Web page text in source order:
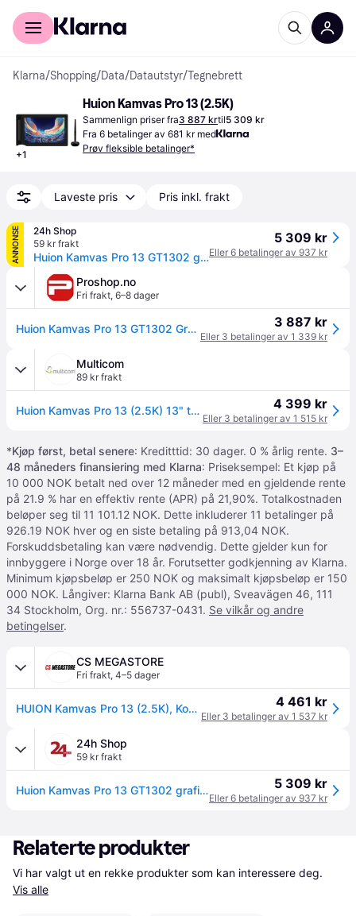
For kunder
Klarna/Shopping/Data/Datautstyr/Tegnebrett
+1
Huion Kamvas Pro 13 (2.5K)
Sammenlign priser fra3 887 krtil5 309 kr
Fra 6 betalinger av 681 kr med
Prøv fleksible betalinger*
Laveste pris Pris inkl. frakt
ANNONSE
24h Shop
59 kr frakt
Huion Kamvas Pro 13 GT1302 grafikkbrett (2,5K)
5 309 kr
Eller 6 betalinger av 937 kr
Proshop.no
Fri frakt, 6–8 dager
Huion Kamvas Pro 13 GT1302 Graphics Tablet 2.5K 3 887 kr
Eller 3 betalinger av 1 339 kr
Multicom
89 kr frakt
Huion Kamvas Pro 13 (2.5K) 13" tegnebrett med IPS-skjerm (GT1302) 4 399 kr
Eller 3 betalinger av 1 515 kr
*Kjøp først, betal senere: Kreditttid: 30 dager. 0 % årlig rente. 3–
48 måneders finansiering med Klarna: Priseksempel: Et kjøp på
10 000 NOK betalt ned over 12 måneder med en gjeldende rente
på 21.9 % har en effektiv rente (APR) på 21,90%. Totalkostnaden
beløper seg til 11 101.12 NOK. Dette inkluderer 11 betalinger på
926.19 NOK hver og en siste betaling på 913,04 NOK.
Forskuddsbetaling kan være nødvendig. Dette gjelder kun for
innbyggere i Norge over 18 år. Forutsetter godkjenning av Klarna.
Minimum kjøpsbeløp er 250 NOK og maksimalt kjøpsbeløp er 150
000 NOK. Långiver: Klarna Bank AB (publ), Sveavägen 46, 111
34 Stockholm, Org. nr.: 556737-0431. Se vilkår og andre
betingelser.
CS MEGASTORE
Fri frakt, 4–5 dager
HUION Kamvas Pro 13 (2.5K), Koblet med ledninger (ikke trådløs), 5080 Ipi, 286,5 x 179 mm, USB, 1 cm, 33,8 cm (13.3) 4 461 kr
Eller 3 betalinger av 1 537 kr
24h Shop
59 kr frakt
Huion Kamvas Pro 13 GT1302 grafikkbrett (2,5K) 5 309 kr
Eller 6 betalinger av 937 kr
Relaterte produkter
Vis alle